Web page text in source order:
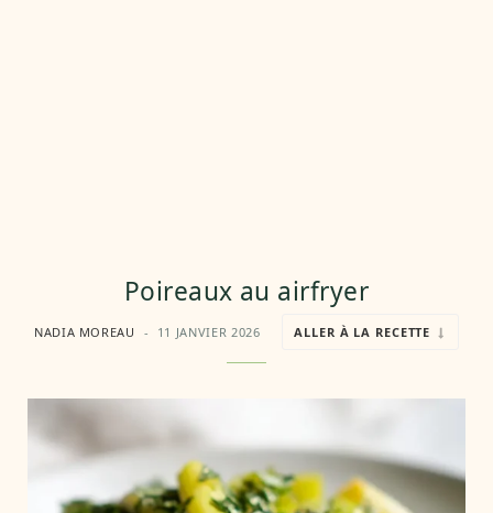
Poireaux au airfryer
NADIA MOREAU 11 JANVIER 2026 ALLER À LA RECETTE